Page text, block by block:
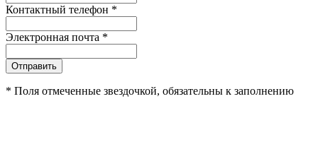
Контактный телефон *
Электронная почта *
Отправить
* Поля отмеченные звездочкой, обязательны к заполнению